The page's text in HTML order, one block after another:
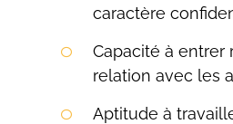
caractère
Capacité à entrer
relation avec les
Aptitude à